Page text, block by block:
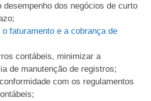
desempenho dos negócios de curto
faturamento e a cobrança de
contábeis, minimizar a
de manutenção de registros;
com os regulamentos